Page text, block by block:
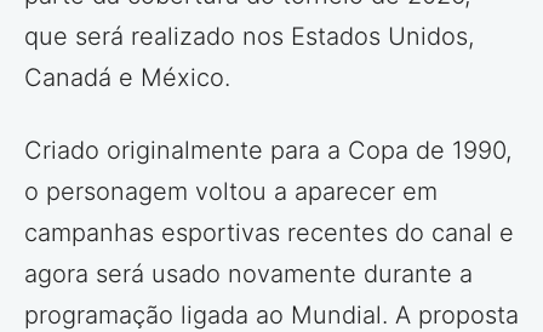
que será realizado nos Estados Unidos,
Canadá e México.
Criado originalmente para a Copa de 1990,
o personagem voltou a aparecer em
campanhas esportivas recentes do canal e
agora será usado novamente durante a
programação ligada ao Mundial. A proposta